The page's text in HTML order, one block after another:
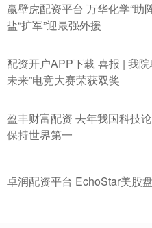
赢壁虎配资平台 万华化学“助
盐“扩军”迎最强外援
配资开户APP下载 喜报 | 我院
未来”电竞大赛荣获双奖
盈丰财富配资 去年我国科技
保持世界第一
卓润配资平台 EchoStar美股